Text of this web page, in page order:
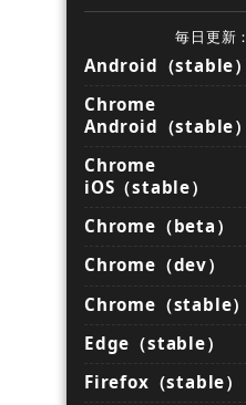
毎日更新
Android（stable）
Chrome
Android（stable）
Chrome
iOS（stable）
Chrome（beta）
Chrome（dev）
Chrome（stable）
Edge（stable）
Firefox（stable）